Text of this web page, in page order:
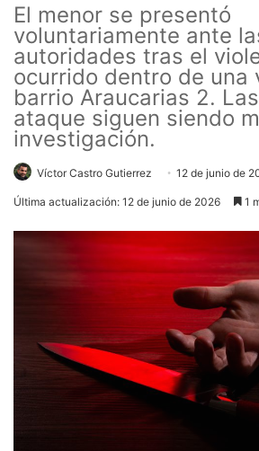
El menor se presentó
voluntariamente ante
autoridades tras el
ocurrido dentro de una
barrio Araucarias 2.
ataque siguen siendo
investigación.
Víctor Castro Gutierrez 12 de junio de
Última actualización: 12 de junio de 2026 1